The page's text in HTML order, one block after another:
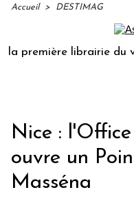
Accueil > DESTIMAG
première librairie du
Nice :
ouvre un
Masséna